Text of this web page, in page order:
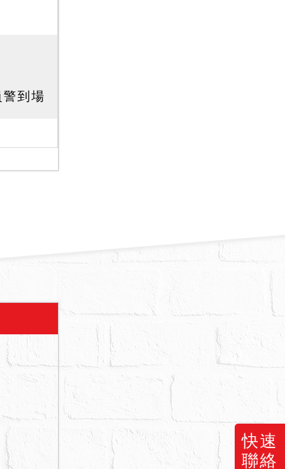
快速
聯絡
到場
封標
死亡
的土
情事
如上
得系
規
114
築基
建物
，